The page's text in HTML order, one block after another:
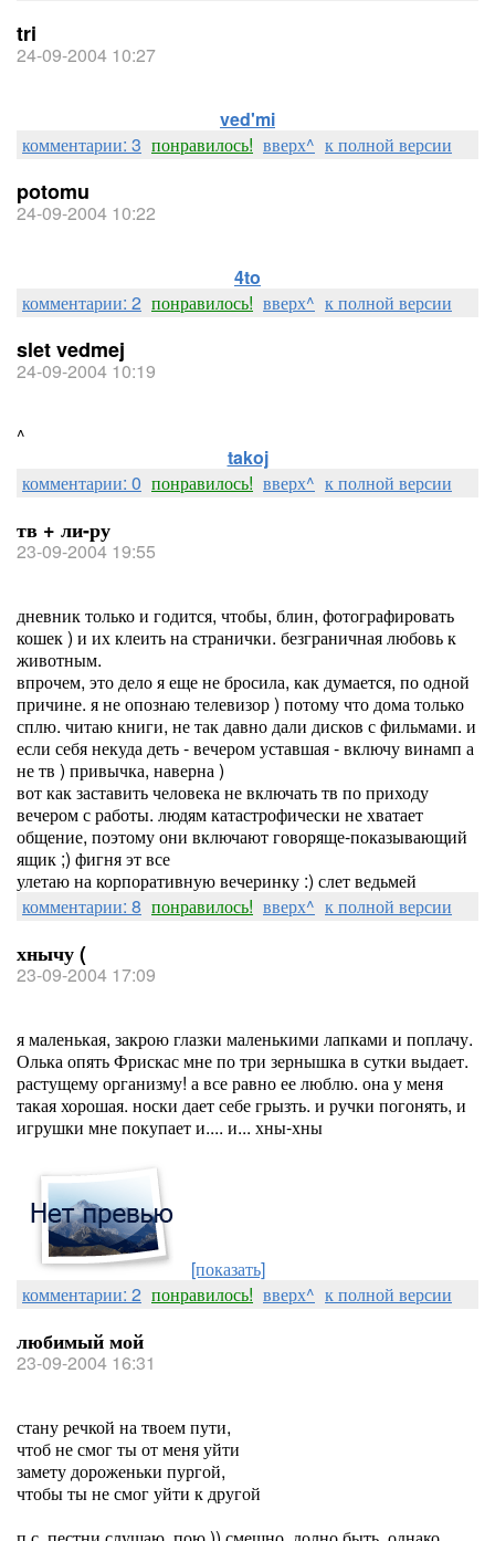
tri
24-09-2004 10:27
ved'mi
комментарии: 3 понравилось! вверх^ к полной версии
potomu
24-09-2004 10:22
4to
комментарии: 2 понравилось! вверх^ к полной версии
slet vedmej
24-09-2004 10:19
^
takoj
комментарии: 0 понравилось! вверх^ к полной версии
тв + ли-ру
23-09-2004 19:55
дневник только и годится, чтобы, блин, фотографировать
кошек ) и их клеить на странички. безграничная любовь к
животным.
впрочем, это дело я еще не бросила, как думается, по одной
причине. я не опознаю телевизор ) потому что дома только
сплю. читаю книги, не так давно дали дисков с фильмами. и
если себя некуда деть - вечером уставшая - включу винамп а
не тв ) привычка, наверна )
вот как заставить человека не включать тв по приходу
вечером с работы. людям катастрофически не хватает
общение, поэтому они включают говоряще-показывающий
ящик ;) фигня эт все
улетаю на корпоративную вечеринку :) слет ведьмей
комментарии: 8 понравилось! вверх^ к полной версии
хнычу (
23-09-2004 17:09
я маленькая, закрою глазки маленькими лапками и поплачу.
Олька опять Фрискас мне по три зернышка в сутки выдает.
растущему организму! а все равно ее люблю. она у меня
такая хорошая. носки дает себе грызть. и ручки погонять, и
игрушки мне покупает и.... и... хны-хны
[показать]
комментарии: 2 понравилось! вверх^ к полной версии
любимый мой
23-09-2004 16:31
стану речкой на твоем пути,
чтоб не смог ты от меня уйти
замету дороженьки пургой,
чтобы ты не смог уйти к другой